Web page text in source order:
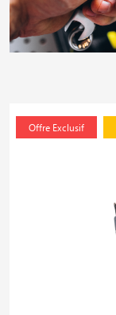
Offre Exclusif